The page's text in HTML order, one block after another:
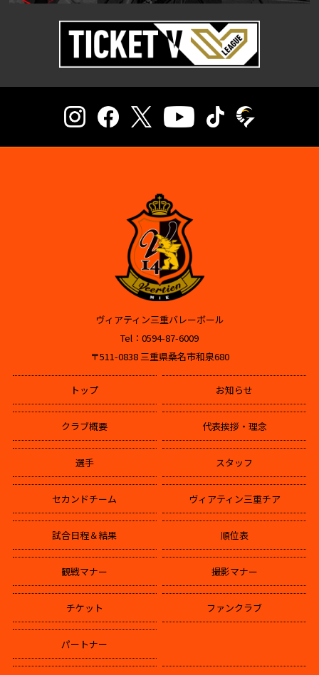
ヴィアティン三重バレーボール
Tel：0594-87-6009
〒511-0838 三重県桑名市和泉680
トップ お知らせ
クラブ概要 代表挨拶・理念
選手 スタッフ
セカンドチーム ヴィアティン三重チア
試合日程＆結果 順位表
観戦マナー 撮影マナー
チケット ファンクラブ
パートナー